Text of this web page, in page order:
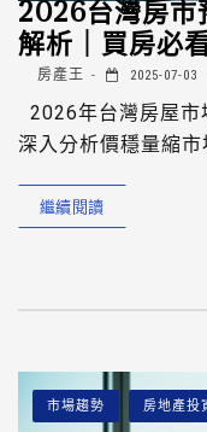
2026台灣房市
解析｜買房必
房產王 2025-07-03
2026年台灣房屋市
深入分析價穩量縮市
繼續閱讀
市場趨勢 房地產投